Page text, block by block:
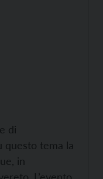
di
questo tema la
in